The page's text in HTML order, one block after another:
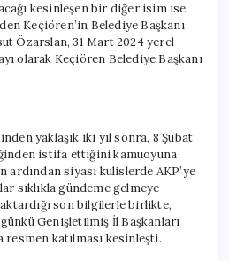
kesinleşen bir diğer isim ise
Keçiören’in Belediye Başkanı
Özarslan, 31 Mart 2024 yerel
olarak Keçiören Belediye Başkanı
yaklaşık iki yıl sonra, 8 Şubat
istifa ettiğini kamuoyuna
ardından siyasi kulislerde AKP’ye
sıklıkla gündeme gelmeye
aktardığı son bilgilerle birlikte,
Genişletilmiş İl Başkanları
resmen katılması kesinleşti.